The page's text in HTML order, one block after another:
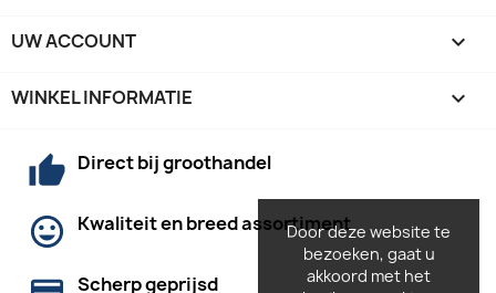
UW ACCOUNT 
WINKEL INFORMATIE keyboard_arrow_down
Door deze website te
bezoeken, gaat u
akkoord met het
Direct bij groothandel
Kwaliteit en breed assortiment
Scherp geprijsd